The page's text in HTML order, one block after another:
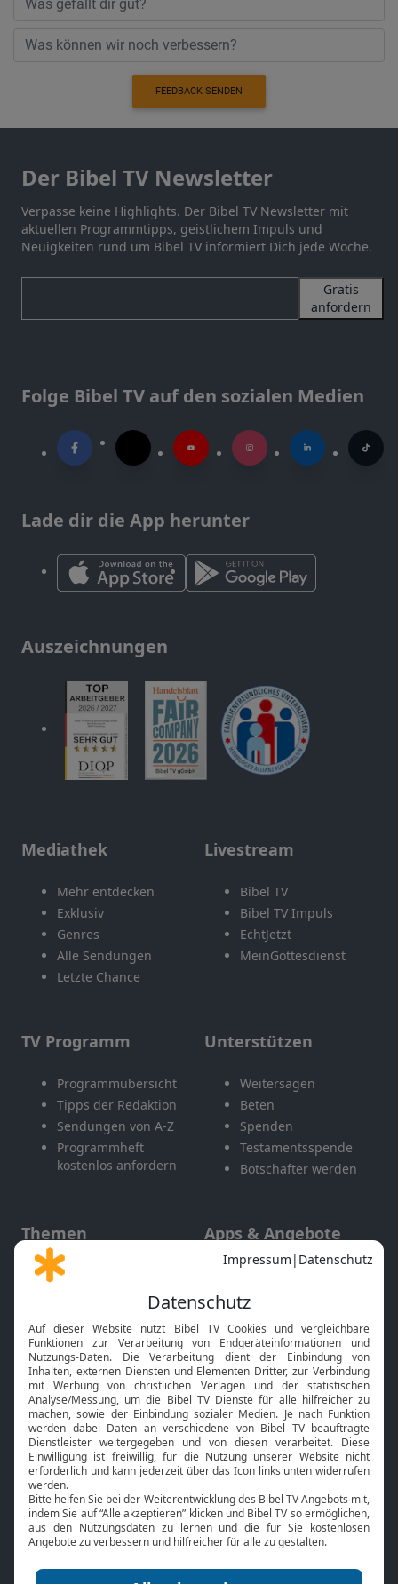
FEEDBACK SENDEN
Der Bibel TV Newsletter
Verpasse keine Highlights. Der Bibel TV Newsletter mit
aktuellen Programmtipps, geistlichem Impuls und
Neuigkeiten rund um Bibel TV informiert Dich jede Woche.
Gratis
anfordern
Folge Bibel TV auf den sozialen Medien
Lade dir die App herunter
Auszeichnungen
Mediathek
Mehr entdecken
Exklusiv
Genres
Alle Sendungen
Letzte Chance
Livestream
Bibel TV
Bibel TV Impuls
EchtJetzt
MeinGottesdienst
TV Programm
Programmübersicht
Tipps der Redaktion
Sendungen von A-Z
Programmheft
kostenlos anfordern
Unterstützen
Weitersagen
Beten
Spenden
Testamentsspende
Botschafter werden
Themen
Gott und Bibel erklärt
Neuigkeiten
Apps & Angebote
Mobile App
Smart TV
HbbTV
Bibelthek Online-Bibel
Nächster Gottesdienst
Bibel TV
Über uns
Jobs
Mediadaten
Service
Kontakt
TV-Empfang